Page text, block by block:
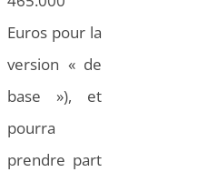
Euros pour la
version « de
base »), et
pourra
prendre part